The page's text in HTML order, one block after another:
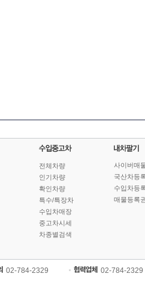
전체차량
인기차량
확인차량
특수/특장차
수입차매장
중고차시세
차종별검색
사이버매
국산차등
수입차등
매물등록
02-784-2329 02-784-2329